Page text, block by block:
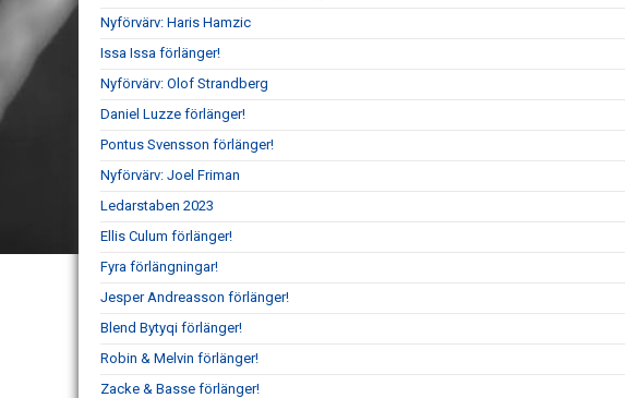
Nyförvärv: Haris Hamzic
Issa Issa förlänger!
Nyförvärv: Olof Strandberg
Daniel Luzze förlänger!
Pontus Svensson förlänger!
Nyförvärv: Joel Friman
Ledarstaben 2023
Ellis Culum förlänger!
Fyra förlängningar!
Jesper Andreasson förlänger!
Blend Bytyqi förlänger!
Robin & Melvin förlänger!
Zacke & Basse förlänger!